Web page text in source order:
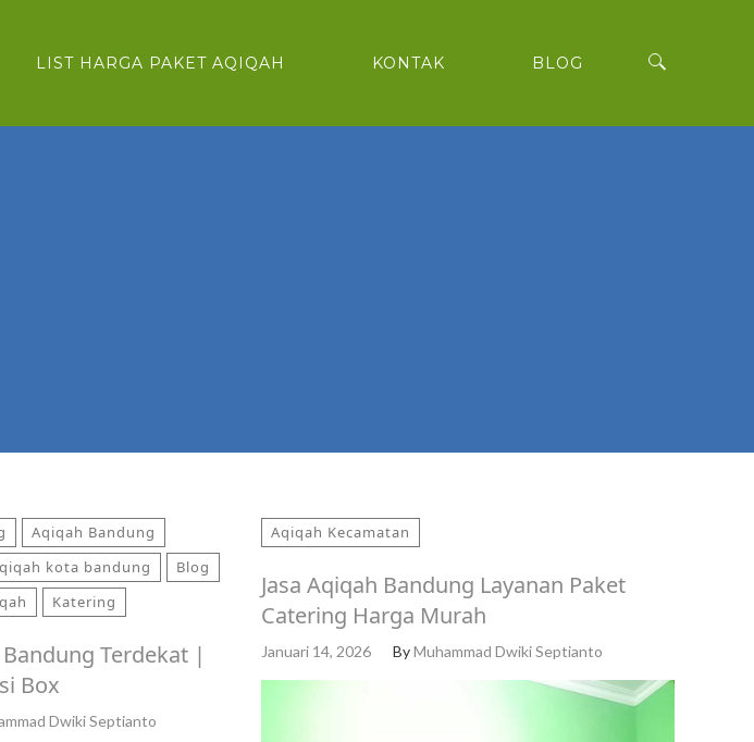
LIST HARGA PAKET AQIQAH KONTAK BLOG
Aqiqah Bandung
kota bandung
Blog
Katering
Terdekat |
Box
Dwiki Septianto
Aqiqah Kecamatan
Jasa Aqiqah Bandung Layanan Paket
Catering Harga Murah
Januari 14, 2026 ByMuhammad Dwiki Septianto